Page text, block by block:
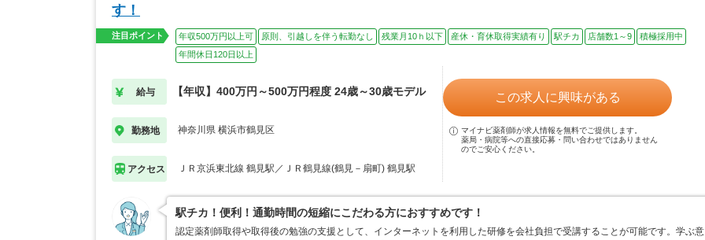
す！
注目ポイント 年収500万円以上可 原則、引越しを伴う転勤なし 残業月10ｈ以下 産休・育休取得実績有り 駅チカ 店舗数1～9
積極採用中
年間休日120日以上
給与 【年収】400万円～500万円程度 24歳～30歳モデル
勤務地 神奈川県 横浜市鶴見区
アクセス ＪＲ京浜東北線 鶴見駅／ＪＲ鶴見線(鶴見－扇町) 鶴見駅
この求人に興味がある
マイナビ薬剤師が求人情報を無料でご提供します。
薬局・病院等への直接応募・問い合わせではありません
のでご安心ください。
駅チカ！便利！通勤時間の短縮にこだわる方におすすめです！
認定薬剤師取得や取得後の勉強の支援として、インターネットを利用した研修を会社負担で受講することが可能です。学ぶ意